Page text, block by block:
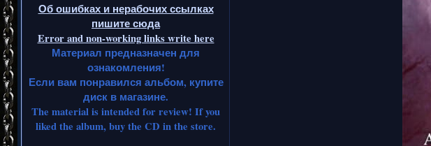
Об ошибках и нерабочих ссылках
пишите сюда
Error and non-working links write here
Материал предназначен для
ознакомления!
Если вам понравился альбом, купите
диск в магазине.
The material is intended for review! If you
liked the album, buy the CD in the store.